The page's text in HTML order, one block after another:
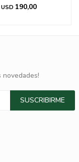
USD 190,00
novedades!
SUSCRIBIRME